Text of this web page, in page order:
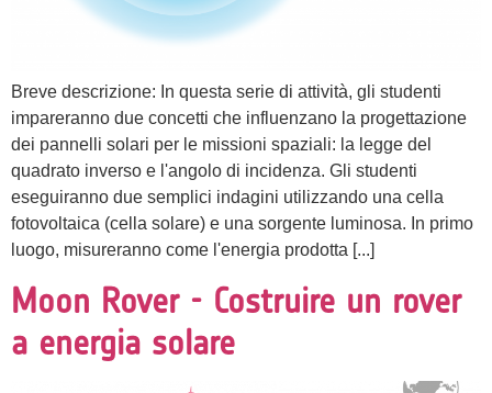
Breve descrizione: In questa serie di attività, gli studenti
impareranno due concetti che influenzano la progettazione
dei pannelli solari per le missioni spaziali: la legge del
quadrato inverso e l'angolo di incidenza. Gli studenti
eseguiranno due semplici indagini utilizzando una cella
fotovoltaica (cella solare) e una sorgente luminosa. In primo
luogo, misureranno come l'energia prodotta [...]
Moon Rover - Costruire un rover
a energia solare